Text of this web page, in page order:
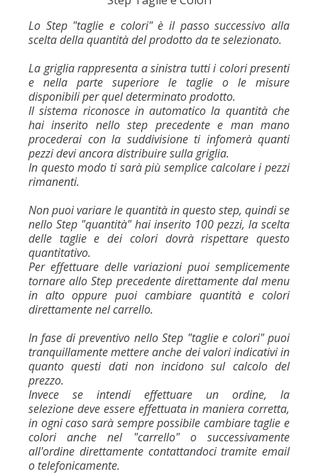
Lo Step "taglie e colori" è il passo successivo alla
scelta della quantità del prodotto da te selezionato.
La griglia rappresenta a sinistra tutti i colori presenti
e nella parte superiore le taglie o le misure
disponibili per quel determinato prodotto.
Il sistema riconosce in automatico la quantità che
hai inserito nello step precedente e man mano
procederai con la suddivisione ti infomerà quanti
pezzi devi ancora distribuire sulla griglia.
In questo modo ti sarà più semplice calcolare i pezzi
rimanenti.
Non puoi variare le quantità in questo step, quindi se
nello Step "quantità" hai inserito 100 pezzi, la scelta
delle taglie e dei colori dovrà rispettare questo
quantitativo.
Per effettuare delle variazioni puoi semplicemente
tornare allo Step precedente direttamente dal menu
in alto oppure puoi cambiare quantità e colori
direttamente nel carrello.
In fase di preventivo nello Step "taglie e colori" puoi
tranquillamente mettere anche dei valori indicativi in
quanto questi dati non incidono sul calcolo del
prezzo.
Invece se intendi effettuare un ordine, la
selezione deve essere effettuata in maniera corretta,
in ogni caso sarà sempre possibile cambiare taglie e
colori anche nel "carrello" o successivamente
all'ordine direttamente contattandoci tramite email
o telefonicamente.